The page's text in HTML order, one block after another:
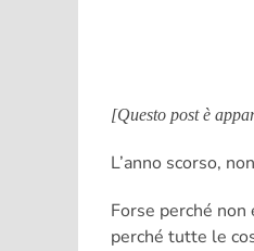
[Questo post è
L’anno scorso,
Forse perché
perché tutte le